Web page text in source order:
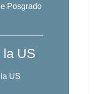
Posgrado
la US
US